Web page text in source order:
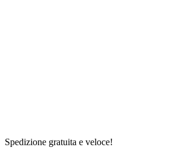
Spedizione gratuita e veloce!